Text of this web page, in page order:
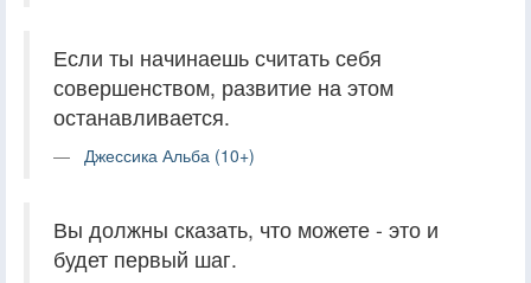
Если ты начинаешь считать себя
совершенством, развитие на этом
останавливается.
Джессика Альба (10+)
Вы должны сказать, что можете - это и
будет первый шаг.